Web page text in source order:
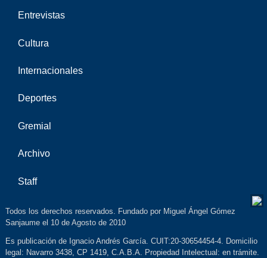
Entrevistas
Cultura
Internacionales
Deportes
Gremial
Archivo
Staff
Todos los derechos reservados. Fundado por Miguel Ángel Gómez
Sanjaume el 10 de Agosto de 2010
Es publicación de Ignacio Andrés García. CUIT:20-30654454-4. Domicilio
legal: Navarro 3438, CP 1419, C.A.B.A. Propiedad Intelectual: en trámite.